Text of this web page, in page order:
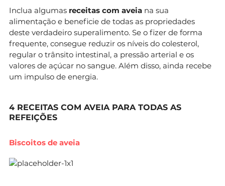
Inclua algumas receitas com aveia na sua
alimentação e beneficie de todas as propriedades
deste verdadeiro superalimento. Se o fizer de forma
frequente, consegue reduzir os níveis do colesterol,
regular o trânsito intestinal, a pressão arterial e os
valores de açúcar no sangue. Além disso, ainda recebe
um impulso de energia.
4 RECEITAS COM AVEIA PARA TODAS AS
REFEIÇÕES
Biscoitos de aveia